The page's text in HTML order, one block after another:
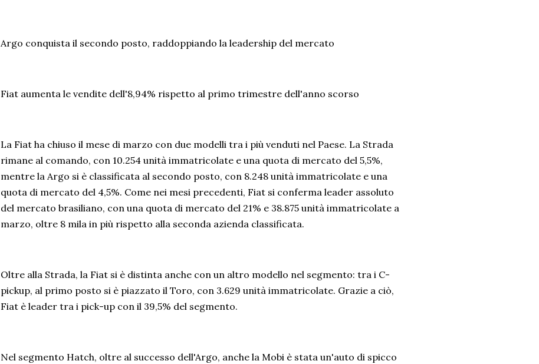
Argo conquista il secondo posto, raddoppiando la leadership del mercato
Fiat aumenta le vendite dell'8,94% rispetto al primo trimestre dell'anno scorso
La Fiat ha chiuso il mese di marzo con due modelli tra i più venduti nel Paese. La Strada
rimane al comando, con 10.254 unità immatricolate e una quota di mercato del 5,5%,
mentre la Argo si è classificata al secondo posto, con 8.248 unità immatricolate e una
quota di mercato del 4,5%. Come nei mesi precedenti, Fiat si conferma leader assoluto
del mercato brasiliano, con una quota di mercato del 21% e 38.875 unità immatricolate a
marzo, oltre 8 mila in più rispetto alla seconda azienda classificata.
Oltre alla Strada, la Fiat si è distinta anche con un altro modello nel segmento: tra i C-
pickup, al primo posto si è piazzato il Toro, con 3.629 unità immatricolate. Grazie a ciò,
Fiat è leader tra i pick-up con il 39,5% del segmento.
Nel segmento Hatch, oltre al successo dell'Argo, anche la Mobi è stata un'auto di spicco